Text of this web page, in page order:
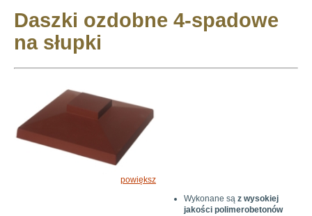
Daszki ozdobne 4-spadowe
na słupki
powiększ
Wykonane są z wysokiej
jakości polimerobetonów